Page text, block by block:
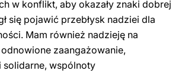
w konflikt, aby okazały znaki dobrej
się pojawić przebłysk nadziei dla
Mam również nadzieję na
zaangażowanie,
solidarne, wspólnoty